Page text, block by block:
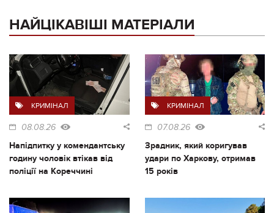
НАЙЦІКАВІШІ МАТЕРІАЛИ
КРИМІНАЛ
08.08.26
Напідпитку у комендантську
годину чоловік втікав від
поліції на Кореччині
КРИМІНАЛ
07.08.26
Зрадник, який коригував
удари по Харкову, отримав
15 років